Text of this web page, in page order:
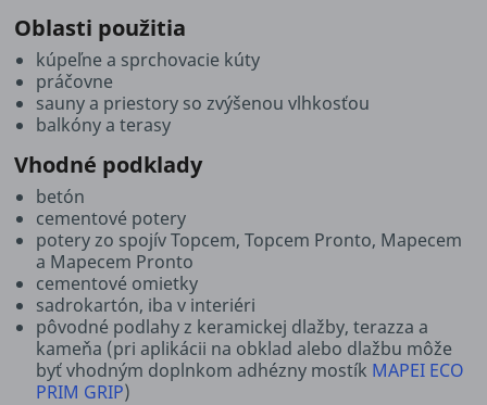
Oblasti použitia
kúpeľne a sprchovacie kúty
práčovne
sauny a priestory so zvýšenou vlhkosťou
balkóny a terasy
Vhodné podklady
betón
cementové potery
potery zo spojív Topcem, Topcem Pronto, Mapecem
a Mapecem Pronto
cementové omietky
sadrokartón, iba v interiéri
pôvodné podlahy z keramickej dlažby, terazza a
kameňa (pri aplikácii na obklad alebo dlažbu môže
byť vhodným doplnkom adhézny mostík MAPEI ECO
PRIM GRIP)